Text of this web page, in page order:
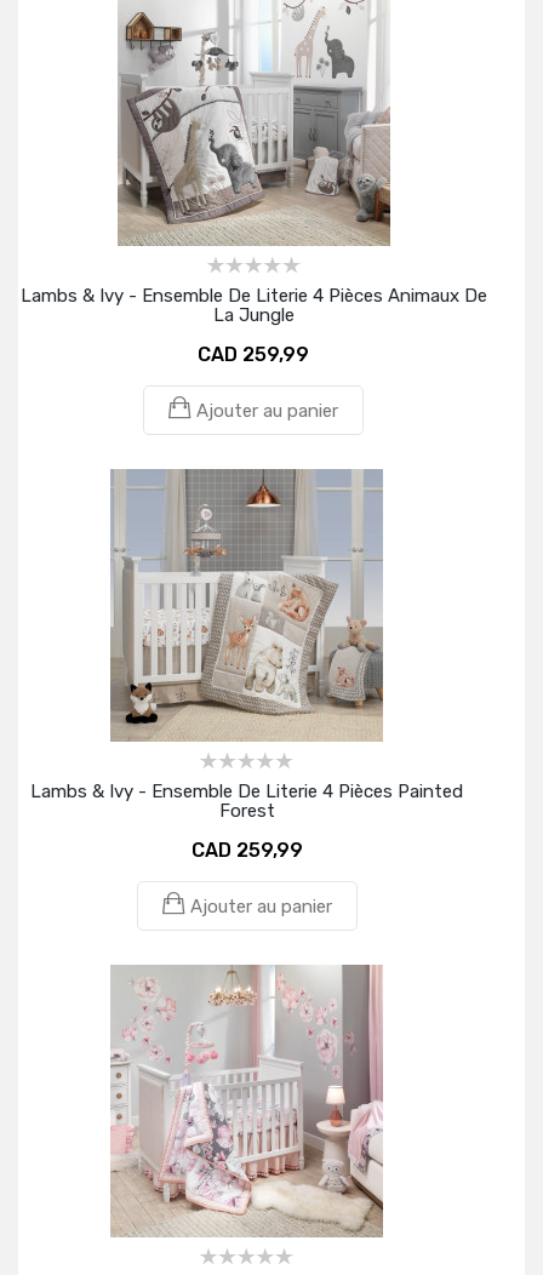
Lambs & Ivy - Ensemble De Literie 4 Pièces Animaux De
La Jungle
CAD 259,99
Ajouter au panier
Lambs & Ivy - Ensemble De Literie 4 Pièces Painted
Forest
CAD 259,99
Ajouter au panier